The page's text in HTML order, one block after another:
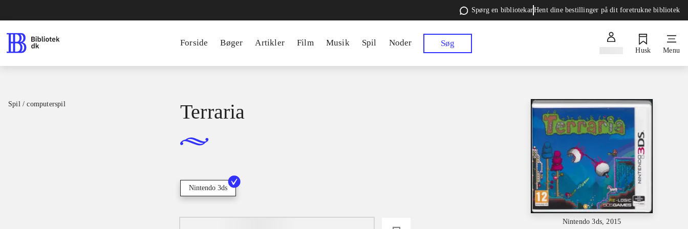
Spørg en bibliotekarHent dine bestillinger på dit foretrukne bibliotek
Forside Bøger Artikler Film Musik Spil Noder Søg
Husk Menu
Spil / computerspil
Nintendo 3ds, 2015
Terraria
Nintendo 3ds